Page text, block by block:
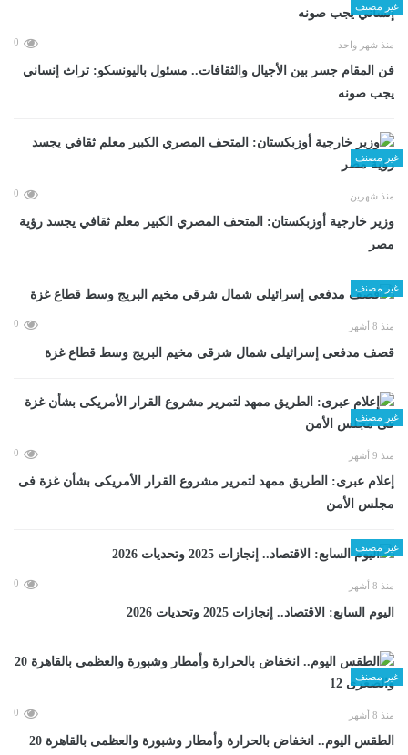
غير مصنف
منذ شهر واحد 0
فن المقام جسر بين الأجيال والثقافات.. مسئول باليونسكو: تراث إنساني
يجب صونه
غير مصنف
منذ شهرين 0
وزير خارجية أوزبكستان: المتحف المصري الكبير معلم ثقافي يجسد رؤية
مصر
غير مصنف
منذ 8 أشهر 0
قصف مدفعى إسرائيلى شمال شرقى مخيم البريج وسط قطاع غزة
غير مصنف
منذ 9 أشهر 0
إعلام عبرى: الطريق ممهد لتمرير مشروع القرار الأمريكى بشأن غزة فى
مجلس الأمن
غير مصنف
منذ 8 أشهر 0
اليوم السابع: الاقتصاد.. إنجازات 2025 وتحديات 2026
غير مصنف
منذ 8 أشهر 0
الطقس اليوم.. انخفاض بالحرارة وأمطار وشبورة والعظمى بالقاهرة 20